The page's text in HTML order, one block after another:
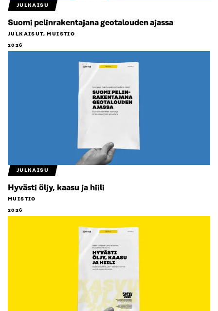
JULKAISU
Suomi pelinrakentajana geotalouden ajassa
JULKAISUT, MUISTIO
2026
JULKAISU
Hyvästi öljy, kaasu ja hiili
MUISTIO
2026